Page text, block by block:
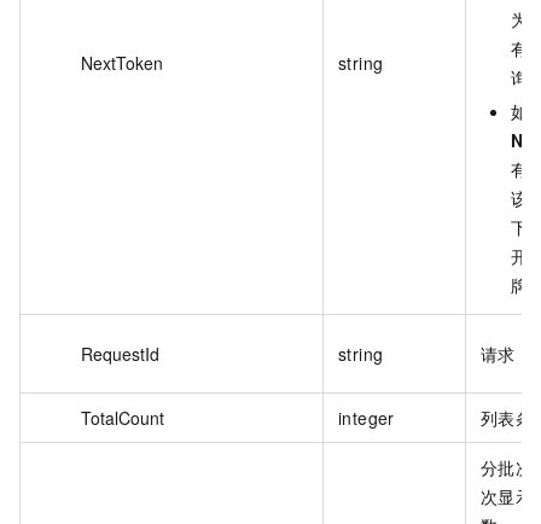
NextToken string
为
有
询
如
有
该
下
开
牌
RequestId string 请求
TotalCount integer 列表条
分批次
次显示